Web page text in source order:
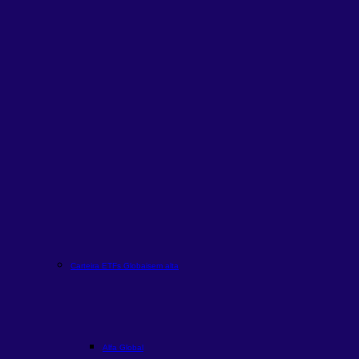
Carteira ETFs Globaisem alta
Alfa Global